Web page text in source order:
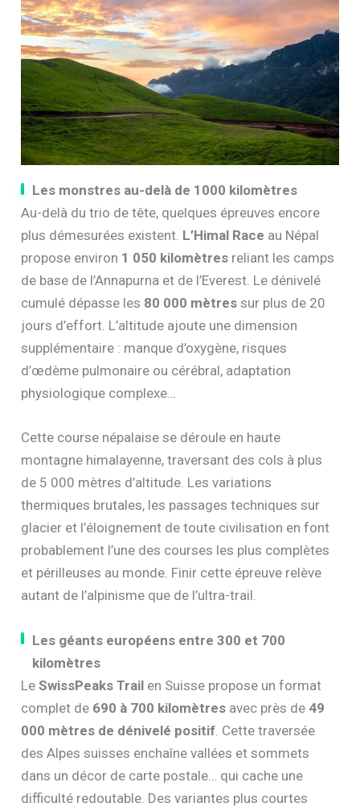
Les monstres au-delà de 1000 kilomètres
Au-delà du trio de tête, quelques épreuves encore
plus démesurées existent. L’Himal Race au Népal
propose environ 1 050 kilomètres reliant les camps
de base de l’Annapurna et de l’Everest. Le dénivelé
cumulé dépasse les 80 000 mètres sur plus de 20
jours d’effort. L’altitude ajoute une dimension
supplémentaire : manque d’oxygène, risques
d’œdème pulmonaire ou cérébral, adaptation
physiologique complexe…
Cette course népalaise se déroule en haute
montagne himalayenne, traversant des cols à plus
de 5 000 mètres d’altitude. Les variations
thermiques brutales, les passages techniques sur
glacier et l’éloignement de toute civilisation en font
probablement l’une des courses les plus complètes
et périlleuses au monde. Finir cette épreuve relève
autant de l’alpinisme que de l’ultra-trail.
Les géants européens entre 300 et 700
kilomètres
LeSwissPeaks Trail en Suisse propose un format
complet de 690 à 700 kilomètres avec près de 49
000 mètres de dénivelé positif . Cette traversée
des Alpes suisses enchaîne vallées et sommets
dans un décor de carte postale… qui cache une
difficulté redoutable. Des variantes plus courtes